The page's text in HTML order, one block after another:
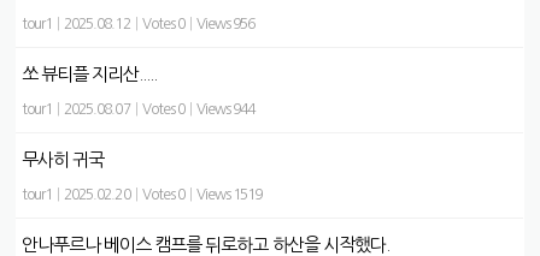
tour1 2025.08.12 Votes 0 Views 956
쏘 뷰티플 지리산.....
tour1 2025.08.07 Votes 0 Views 944
무사히 귀국
tour1 2025.02.20 Votes 0 Views 1519
안나푸르나 베이스 캠프를 뒤로하고 하산을 시작했다.